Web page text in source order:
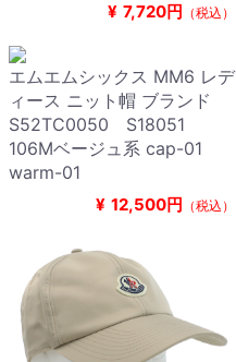
¥ 7,720円 （税込）
エムエムシックス MM6 レデ
ィース ニット帽 ブランド
S52TC0050 S18051
106Mベージュ系 cap-01
warm-01
¥ 12,500円 （税込）